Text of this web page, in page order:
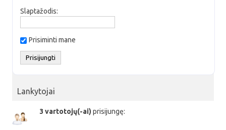
Slaptažodis:
Prisiminti mane
Lankytojai
3 vartotojų(-ai) prisijungę: